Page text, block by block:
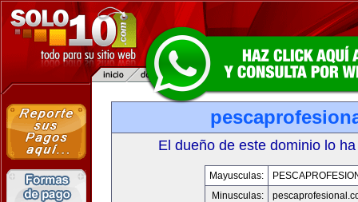
El dueño de este dominio lo
Mayusculas:
Minusculas: